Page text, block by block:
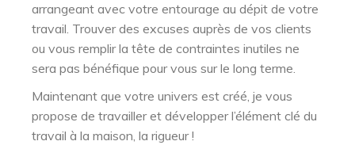
arrangeant avec votre entourage au dépit de votre
travail. Trouver des excuses auprès de vos clients
ou vous remplir la tête de contraintes inutiles ne
sera pas bénéfique pour vous sur le long terme.
Maintenant que votre univers est créé, je vous
propose de travailler et développer l’élément clé du
travail à la maison, la rigueur !